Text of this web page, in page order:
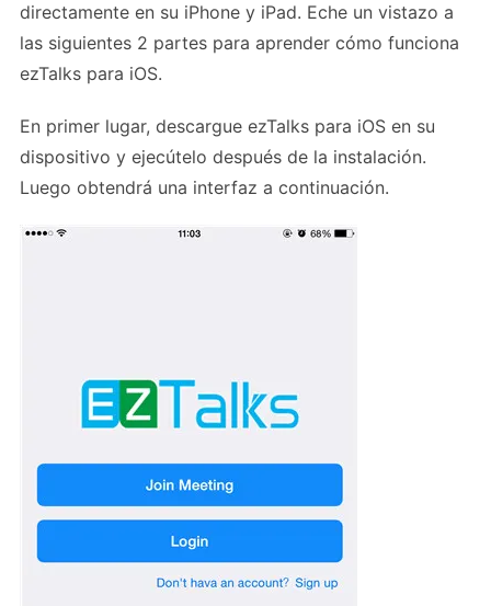
directamente en su iPhone y iPad. Eche un vistazo a
las siguientes 2 partes para aprender cómo funciona
ezTalks para iOS.
En primer lugar, descargue ezTalks para iOS en su
dispositivo y ejecútelo después de la instalación.
Luego obtendrá una interfaz a continuación.